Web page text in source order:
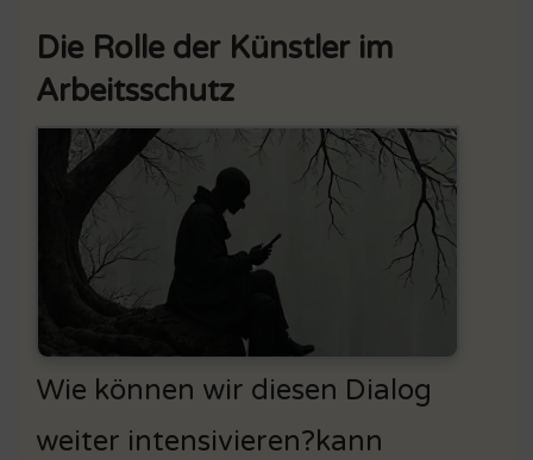
Die Rolle der Künstler im
Arbeitsschutz
Wie können wir diesen Dialog
weiter intensivieren?kann